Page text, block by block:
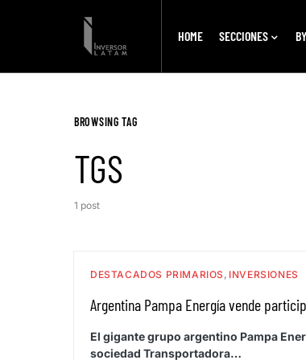
HOME SECCIONES
BROWSING TAG
TGS
1 post
DESTACADOS PRIMARIOS INVERSIONES
Argentina Pampa Energía vende
El gigante grupo argentino Pampa
sociedad Transportadora…